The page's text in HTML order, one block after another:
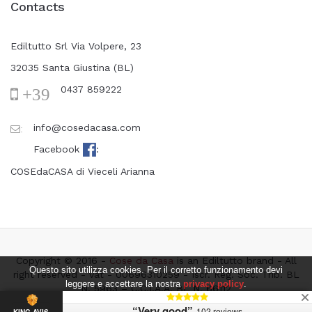
Contacts
Ediltutto Srl Via Volpere, 23
32035 Santa Giustina (BL)
+39 0437 859222
:
info@cosedacasa.com
Facebook
:
COSEdaCASA di Vieceli Arianna
Copyright © 2016 - Cose da Casais an Ediltutto brand - All
right reserved - vat - 00696310259 - Iscr. Reg. Soc. Trib. BL
N. 5963 – C.C.I.A.A. BL N. 66112
Questo sito utilizza cookies. Per il corretto funzionamento devi
leggere e accettare la nostra privacy policy.
Accetto l'utilizzo dei cookies